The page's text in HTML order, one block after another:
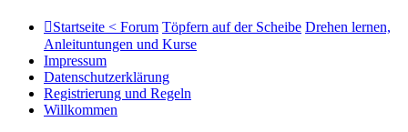
Startseite < Forum Töpfern auf der Scheibe Drehen lernen,
Anleituntungen und Kurse
Impressum
Datenschutzerklärung
Registrierung und Regeln
Willkommen